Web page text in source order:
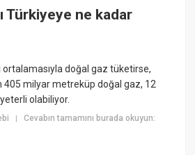
Türkiyeye ne kadar
ortalamasıyla doğal gaz tüketirse,
405 milyar metreküp doğal gaz, 12
olabiliyor.
|Cevabın tamamını burada okuyun: